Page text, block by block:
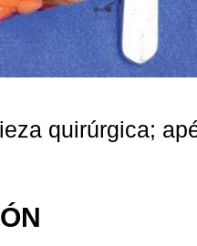
quirúrgica;